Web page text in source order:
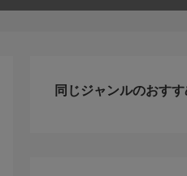
同じジャンルのおすす